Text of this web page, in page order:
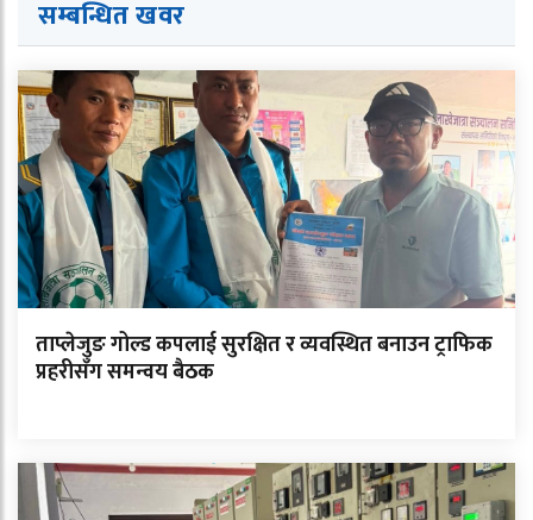
सम्बन्धित खवर
ताप्लेजुङ गोल्ड कपलाई सुरक्षित र व्यवस्थित बनाउन ट्राफिक
प्रहरीसँग समन्वय बैठक